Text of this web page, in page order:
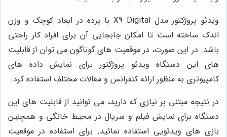
ویدئو پروژکتور مدل X9 Digital با پرده در ابعاد کوچک و وزن
اندک ساخته است تا امکان جابجایی آن برای افراد کار راحتی
باشد. در این صورت، در موقعیت های گوناگون می توان از قابلیت
های این دستگاه ویدئو پروژکتور برای نمایش داده های
کامپیوتری به منظور ارائه کنفرانس و مقالات مختلف استفاده کرد.
در نتیجه مبتنی بر نیازی که دارید، می توانید از قابلیت های این
دستگاه برای نمایش فیلم و سریال در محیط خانگی و همچنین
بازی های ویدئویی استفاده نمائید. برای استفاده در موقعیت